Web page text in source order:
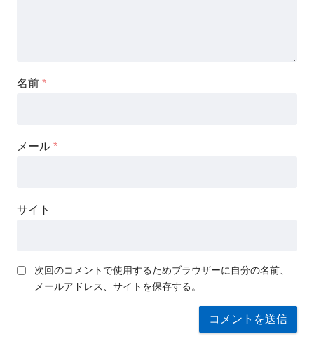
名前 *
メール *
サイト
次回のコメントで使用するためブラウザーに自分の名前、
メールアドレス、サイトを保存する。